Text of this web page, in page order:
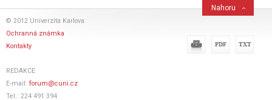
Nahoru
© 2012 Univerzita Karlova
Ochranná známka
Kontakty
REDAKCE
E-mail: forum@cuni.cz
Tel.: 224 491 394